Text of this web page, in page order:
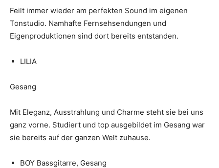
Feilt immer wieder am perfekten Sound im eigenen
Tonstudio. Namhafte Fernsehsendungen und
Eigenproduktionen sind dort bereits entstanden.
LILIA
Gesang
Mit Eleganz, Ausstrahlung und Charme steht sie bei uns
ganz vorne. Studiert und top ausgebildet im Gesang war
sie bereits auf der ganzen Welt zuhause.
BOY Bassgitarre, Gesang